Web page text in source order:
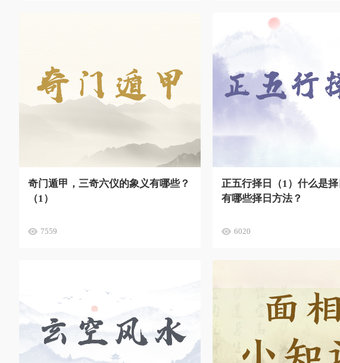
奇门遁甲，三奇六仪的象义有哪些？
（1）
7559
正五行择日（1）什么是
有哪些择日方法？
6020